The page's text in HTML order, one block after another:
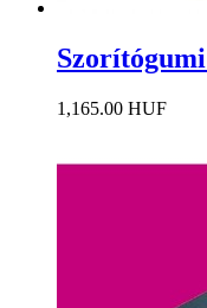
1,165.00 HUF